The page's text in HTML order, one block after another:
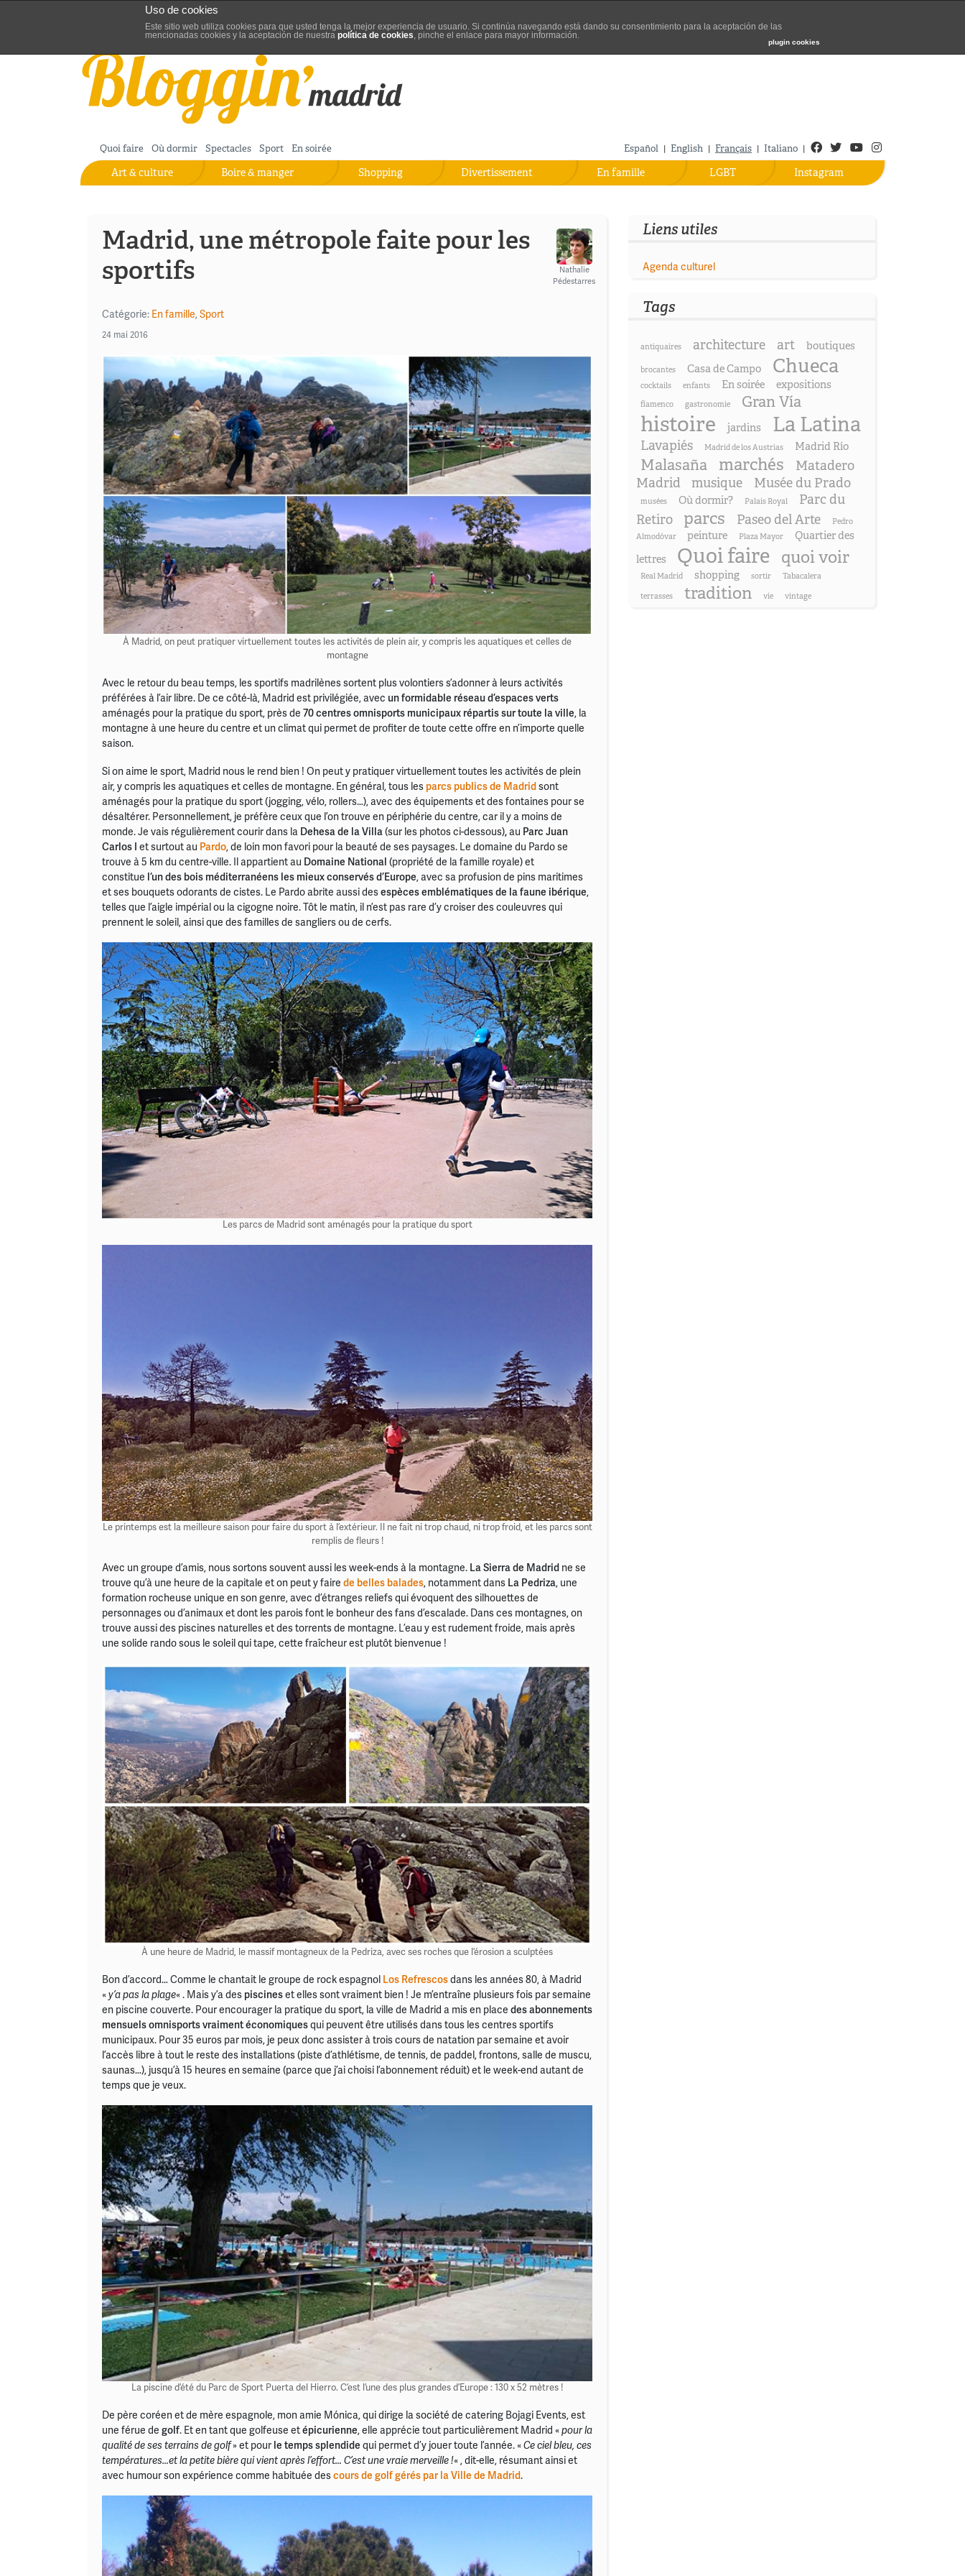
Uso de cookies
Este sitio web utiliza cookies para que usted tenga la mejor experiencia de usuario. Si continúa navegando está dando su consentimiento para la aceptación de las
mencionadas cookies y la aceptación de nuestra política de cookies, pinche el enlace para mayor información.
plugin cookies
Blog de turisme de Madrid
Quoi faire Où dormir Spectacles Sport En soirée Español English Français Italiano Facebook
TwitterYoutube
Instagram
Instagram
LGBT
En famille
Divertissement
Shopping
Boire & manger
Art & culture
Madrid, une métropole faite pour les
sportifs
Catégorie: En famille, Sport
24 mai 2016
Nathalie
Pédestarres
À Madrid, on peut pratiquer virtuellement toutes les activités de plein air, y compris les aquatiques et celles de
montagne
Avec le retour du beau temps, les sportifs madrilènes sortent plus volontiers s’adonner à leurs activités
préférées à l’air libre. De ce côté-là, Madrid est privilégiée, avec un formidable réseau d’espaces verts
aménagés pour la pratique du sport, près de 70 centres omnisports municipaux répartis sur toute la ville, la
montagne à une heure du centre et un climat qui permet de profiter de toute cette offre en n’importe quelle
saison.
Si on aime le sport, Madrid nous le rend bien ! On peut y pratiquer virtuellement toutes les activités de plein
air, y compris les aquatiques et celles de montagne. En général, tous les parcs publics de Madrid sont
aménagés pour la pratique du sport (jogging, vélo, rollers…), avec des équipements et des fontaines pour se
désaltérer. Personnellement, je préfère ceux que l’on trouve en périphérie du centre, car il y a moins de
monde. Je vais régulièrement courir dans la Dehesa de la Villa(sur les photos ci-dessous),au Parc Juan
Carlos I et surtout au Pardo, de loin mon favori pour la beauté de ses paysages. Le domaine du Pardo se
trouve à 5 km du centre-ville. Il appartient au Domaine National (propriété de la famille royale) et
constitue l’un des bois méditerranéens les mieux conservés d’Europe, avec sa profusion de pins maritimes
et ses bouquets odorants de cistes. Le Pardo abrite aussi desespèces emblématiques de la faune ibérique,
telles que l’aigle impérial ou la cigogne noire. Tôt le matin, il n’est pas rare d’y croiser des couleuvres qui
prennent le soleil, ainsi que des familles de sangliers ou de cerfs.
Les parcs de Madrid sont aménagés pour la pratique du sport
Le printemps est la meilleure saison pour faire du sport à l’extérieur. Il ne fait ni trop chaud, ni trop froid, et les parcs sont
remplis de fleurs !
Avec un groupe d’amis, nous sortons souvent aussi les week-ends à la montagne. La Sierra de Madrid ne se
trouve qu’à une heure de la capitale et on peut y faire de belles balades, notamment dans La Pedriza, une
formation rocheuse unique en son genre, avec d’étranges reliefs qui évoquent des silhouettes de
personnages ou d’animaux et dont les parois font le bonheur des fans d’escalade. Dans ces montagnes, on
trouve aussi des piscines naturelles et des torrents de montagne. L’eau y est rudement froide, mais après
une solide rando sous le soleil qui tape, cette fraîcheur est plutôt bienvenue !
À une heure de Madrid, le massif montagneux de la Pedriza, avec ses roches que l’érosion a sculptées
Bon d’accord… Comme le chantait le groupe de rock espagnol Los Refrescosdans les années 80, à Madrid
«y’a pas la plage« . Mais y’a des piscineset elles sont vraiment bien ! Je m’entraîne plusieurs fois par semaine
en piscine couverte. Pour encourager la pratique du sport, la ville de Madrid a mis en place des abonnements
mensuels omnisports vraiment économiquesqui peuvent être utilisés dans tous les centres sportifs
municipaux. Pour 35 euros par mois, je peux donc assister à trois cours de natation par semaine et avoir
l’accès libre à tout le reste des installations (piste d’athlétisme, de tennis, de paddel, frontons, salle de muscu,
saunas…), jusqu’à 15 heures en semaine (parce que j’ai choisi l’abonnement réduit) et le week-end autant de
temps que je veux.
La piscine d’été du Parc de Sport Puerta del Hierro. C’est l’une des plus grandes d’Europe : 130 x 52 mètres !
De père coréen et de mère espagnole, mon amie Mónica, qui dirige la société de catering Bojagi Events, est
une férue de golf. Et en tant que golfeuse etépicurienne, elle apprécie tout particulièrement Madrid «pour la
qualité de ses terrains de golf» et pour le temps splendide qui permet d’y jouer toute l’année. «Ce ciel bleu, ces
températures…et la petite bière qui vient après l’effort… C’est une vraie merveille !« , dit-elle, résumant ainsi et
avec humour son expérience comme habituée descours de golf gérés par la Ville de Madrid.
Liens utiles
Agenda culturel
Tags
antiquaires architecture art boutiques
brocantes Casa de Campo Chueca
cocktails enfants En soirée expositions
flamenco gastronomie Gran Vía
histoire jardins La Latina
Lavapiés Madrid de los Austrias Madrid Río
Malasaña marchés
Matadero
Madrid
musique Musée du Prado
musées Où dormir? Palais Royal
Parc du
Retiro
parcs Paseo del Arte
Pedro
Almodóvar
peinture Plaza Mayor
Quartier des
lettres
Quoi faire quoi voir
Real Madrid shopping sortir Tabacalera
terrasses tradition vie vintage